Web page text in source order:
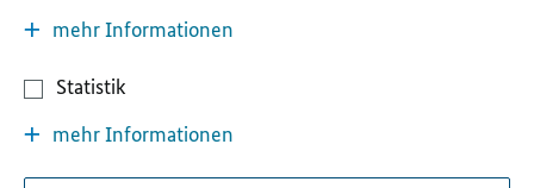
mehr Informationen
Statistik
mehr Informationen